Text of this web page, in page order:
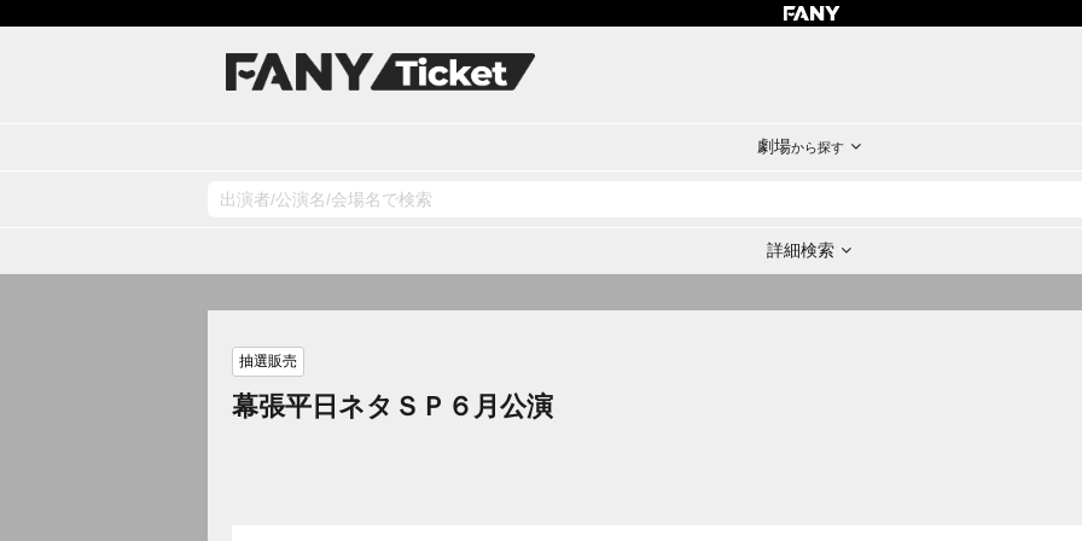
劇場から探す
詳細検索
抽選販売
幕張平日ネタＳＰ６月公演